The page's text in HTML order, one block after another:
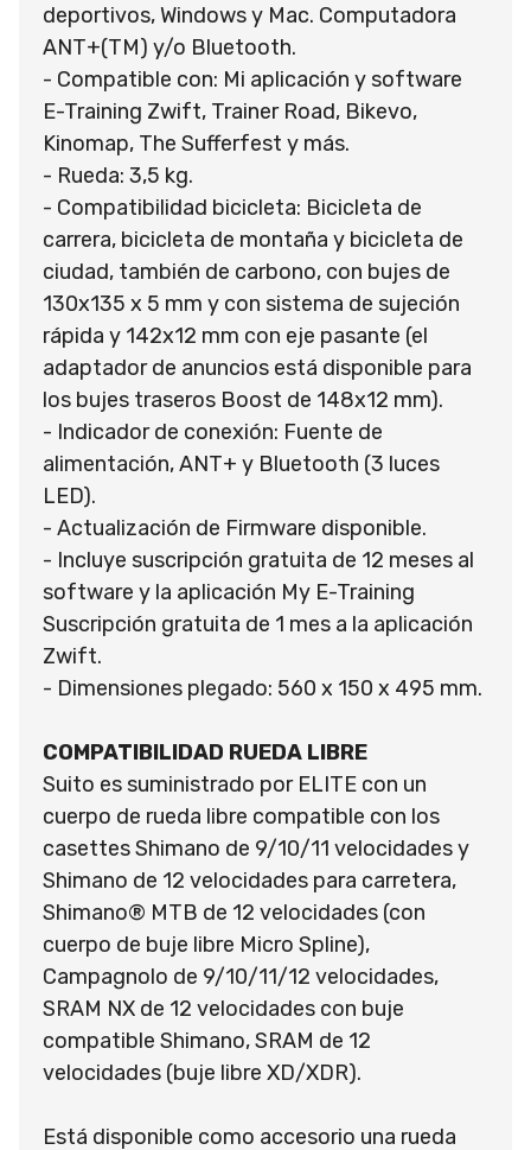
deportivos, Windows y Mac. Computadora
ANT+(TM) y/o Bluetooth.
- Compatible con: Mi aplicación y software
E-Training Zwift, Trainer Road, Bikevo,
Kinomap, The Sufferfest y más.
- Rueda: 3,5 kg.
- Compatibilidad bicicleta: Bicicleta de
carrera, bicicleta de montaña y bicicleta de
ciudad, también de carbono, con bujes de
130x135 x 5 mm y con sistema de sujeción
rápida y 142x12 mm con eje pasante (el
adaptador de anuncios está disponible para
los bujes traseros Boost de 148x12 mm).
- Indicador de conexión: Fuente de
alimentación, ANT+ y Bluetooth (3 luces
LED).
- Actualización de Firmware disponible.
- Incluye suscripción gratuita de 12 meses al
software y la aplicación My E-Training
Suscripción gratuita de 1 mes a la aplicación
Zwift.
- Dimensiones plegado: 560 x 150 x 495 mm.
COMPATIBILIDAD RUEDA LIBRE
Suito es suministrado por ELITE con un
cuerpo de rueda libre compatible con los
casettes Shimano de 9/10/11 velocidades y
Shimano de 12 velocidades para carretera,
Shimano® MTB de 12 velocidades (con
cuerpo de buje libre Micro Spline),
Campagnolo de 9/10/11/12 velocidades,
SRAM NX de 12 velocidades con buje
compatible Shimano, SRAM de 12
velocidades (buje libre XD/XDR).
Está disponible como accesorio una rueda